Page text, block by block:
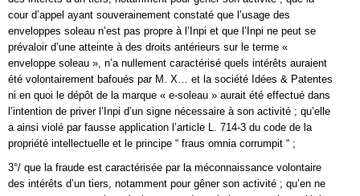
cour d’appel ayant souverainement constaté que l’usage des
enveloppes soleau n’est pas propre à l’Inpi et que l’Inpi ne peut se
prévaloir d’une atteinte à des droits antérieurs sur le terme «
enveloppe soleau », n’a nullement caractérisé quels intérêts auraient
été volontairement bafoués par M. X… et la société Idées & Patentes
ni en quoi le dépôt de la marque « e-soleau » aurait été effectué dans
l’intention de priver l’Inpi d’un signe nécessaire à son activité ; qu’elle
a ainsi violé par fausse application l’article L. 714-3 du code de la
propriété intellectuelle et le principe “ fraus omnia corrumpit “ ;
3°/ que la fraude est caractérisée par la méconnaissance volontaire
des intérêts d’un tiers, notamment pour gêner son activité ; qu’en ne